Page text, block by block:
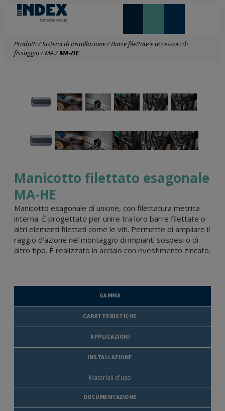
Prodotti/Sistemi di installazione/Barre filettate e accessori di
fissaggio/MA/MA-HE
Manicotto filettato esagonale
MA-HE
Manicotto esagonale di unione, con filettatura metrica
interna. È progettato per unire tra loro barre filettate o
altri elementi filettati come le viti. Permette di ampliare il
raggio d’azione nel montaggio di impianti sospesi o di
altro tipo. È realizzato in acciaio con rivestimento zincato.
GAMMA
CARATTERISTICHE
APPLICAZIONI
INSTALLAZIONE
Materiali d'uso
DOCUMENTAZIONE